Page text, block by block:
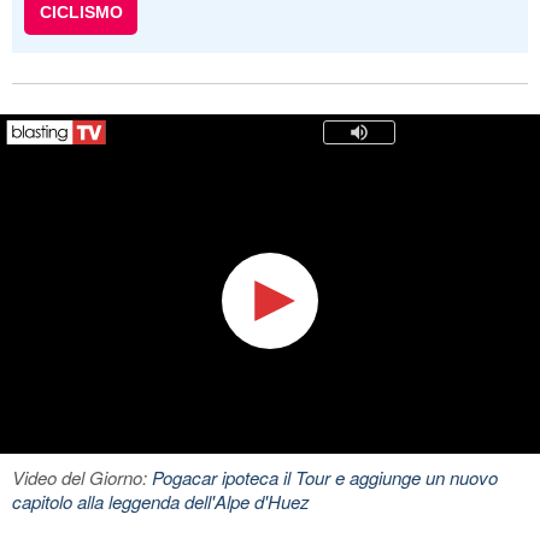
CICLISMO
Video del Giorno:Pogacar ipoteca il Tour e aggiunge un nuovo
capitolo alla leggenda dell'Alpe d'Huez